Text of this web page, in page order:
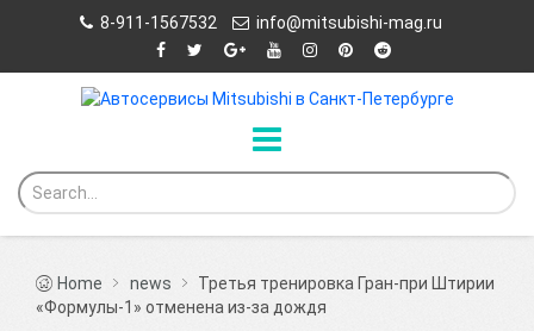
8-911-1567532 info@mitsubishi-mag.ru
Home news
Третья тренировка Гран-при Штирии
«Формулы-1» отменена из-за дождя